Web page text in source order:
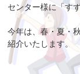
センター様に「す
今年は、春・夏・
紹介いたします。